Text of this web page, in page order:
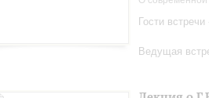
Гости
Ведущая